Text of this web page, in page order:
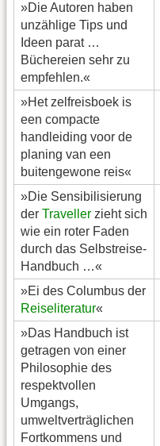
»Die Autoren haben
unzählige Tips und
Ideen parat …
Büchereien sehr zu
empfehlen.«
»Het zelfreisboek is
een compacte
handleiding voor de
planing van een
buitengewone reis«
»Die Sensibilisierung
der Traveller zieht sich
wie ein roter Faden
durch das Selbstreise-
Handbuch …«
»Ei des Columbus der
Reiseliteratur«
»Das Handbuch ist
getragen von einer
Philosophie des
respektvollen
Umgangs,
umweltverträglichen
Fortkommens und